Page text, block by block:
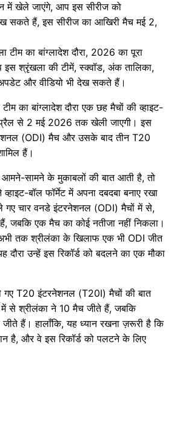
में खेले जाएंगे, आप इस सीरीज को
सकते हैं, इस सीरीज का आखिरी मैच मई 2,
टीम का बांग्लादेश दौरा, 2026 का पूरा
इस श्रृंखला की टीमें, स्क्वॉड, अंक तालिका,
और वीडियो भी देख सकते हैं।
का बांग्लादेश दौरा एक छह मैचों की व्हाइट-
से 2 मई 2026 तक खेली जाएगी। इस
(ODI) मैच और उसके बाद तीन T20
हैं।
आमने-सामने के मुकाबलों की बात आती है, तो
बॉल फॉर्मेट में अपना दबदबा बनाए रखा
गए चार वनडे इंटरनेशनल (ODI) मैचों में से,
जबकि एक मैच का कोई नतीजा नहीं निकला।
अभी तक श्रीलंका के खिलाफ एक भी ODI जीत
दौरा उन्हें इस रिकॉर्ड को बदलने का एक मौका
गए T20 इंटरनेशनल (T20I) मैचों की बात
से श्रीलंका ने 10 मैच जीते हैं, जबकि
जीते हैं। हालाँकि, यह ध्यान रखना ज़रूरी है कि
है, और वे इस रिकॉर्ड को पलटने के लिए